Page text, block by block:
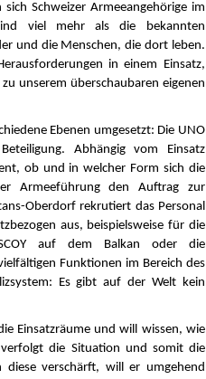
Schweizer Armeeangehörige im
viel mehr als die bekannten
und die Menschen, die dort leben.
in einem Einsatz,
unserem überschaubaren eigenen
Ebenen umgesetzt: Die UNO
Abhängig vom Einsatz
ob und in welcher Form sich die
Armeeführung den Auftrag zur
Oberdorf rekrutiert das Personal
aus, beispielsweise für die
auf dem Balkan oder die
Funktionen im Bereich des
Es gibt auf der Welt kein
Einsatzräume und will wissen, wie
die Situation und somit die
diese verschärft, will er umgehend